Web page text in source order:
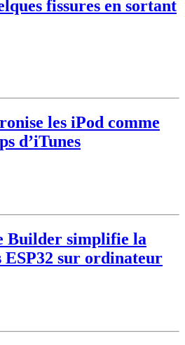
fissures en sortant
les iPod comme
d’iTunes
Builder simplifie la
sur ordinateur